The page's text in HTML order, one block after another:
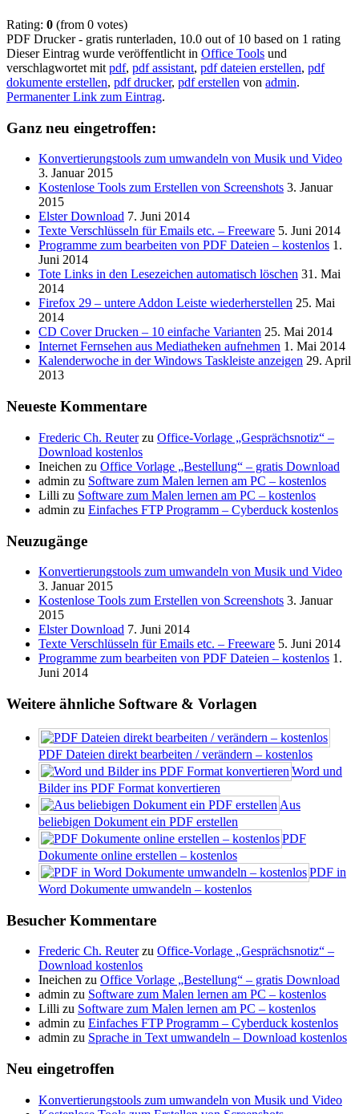
Rating: 0 (from 0 votes)
PDF Drucker - gratis runterladen, 10.0 out of 10 based on 1 rating
Dieser Eintrag wurde veröffentlicht in Office Tools und
verschlagwortet mit pdf, pdf assistant, pdf dateien erstellen, pdf
dokumente erstellen, pdf drucker, pdf erstellen von admin.
Permanenter Link zum Eintrag.
Ganz neu eingetroffen:
Konvertierungstools zum umwandeln von Musik und Video
3. Januar 2015
Kostenlose Tools zum Erstellen von Screenshots 3. Januar
2015
Elster Download 7. Juni 2014
Texte Verschlüsseln für Emails etc. – Freeware 5. Juni 2014
Programme zum bearbeiten von PDF Dateien – kostenlos 1.
Juni 2014
Tote Links in den Lesezeichen automatisch löschen 31. Mai
2014
Firefox 29 – untere Addon Leiste wiederherstellen 25. Mai
2014
CD Cover Drucken – 10 einfache Varianten 25. Mai 2014
Internet Fernsehen aus Mediatheken aufnehmen 1. Mai 2014
Kalenderwoche in der Windows Taskleiste anzeigen 29. April
2013
Neueste Kommentare
Frederic Ch. Reuterzu Office-Vorlage „Gesprächsnotiz“ –
Download kostenlos
Ineichen zu Office Vorlage „Bestellung“ – gratis Download
admin zu Software zum Malen lernen am PC – kostenlos
Lilli zu Software zum Malen lernen am PC – kostenlos
admin zu Einfaches FTP Programm – Cyberduck kostenlos
Neuzugänge
Konvertierungstools zum umwandeln von Musik und Video
3. Januar 2015
Kostenlose Tools zum Erstellen von Screenshots 3. Januar
2015
Elster Download 7. Juni 2014
Texte Verschlüsseln für Emails etc. – Freeware 5. Juni 2014
Programme zum bearbeiten von PDF Dateien – kostenlos 1.
Juni 2014
Weitere ähnliche Software & Vorlagen
PDF Dateien direkt bearbeiten / verändern – kostenlos
Word und
Bilder ins PDF Format konvertieren
Aus
beliebigen Dokument ein PDF erstellen
PDF
Dokumente online erstellen – kostenlos
PDF in
Word Dokumente umwandeln – kostenlos
Besucher Kommentare
Frederic Ch. Reuterzu Office-Vorlage „Gesprächsnotiz“ –
Download kostenlos
Ineichen zu Office Vorlage „Bestellung“ – gratis Download
admin zu Software zum Malen lernen am PC – kostenlos
Lilli zu Software zum Malen lernen am PC – kostenlos
admin zu Einfaches FTP Programm – Cyberduck kostenlos
admin zu Sprache in Text umwandeln – Download kostenlos
Neu eingetroffen
Konvertierungstools zum umwandeln von Musik und Video